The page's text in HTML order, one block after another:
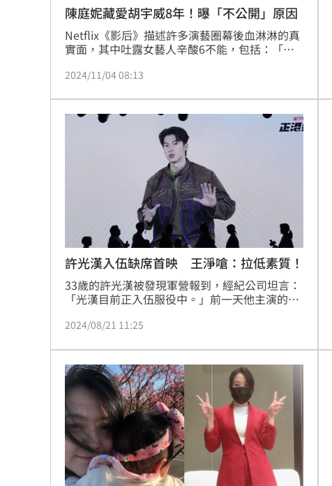
陳庭妮藏愛胡宇威8年！曝「不公開」原因
Netflix《影后》描述許多演藝圈幕後血淋淋的真
實面，其中吐露女藝人辛酸6不能，包括：「不
能承認，就算跌倒也不能喊痛，絕對要跌得漂
起來都忍不住落淚。
2024/11/04 08:13
許光漢入伍缺席首映 王淨嗆：拉低素質！
33歲的許光漢被發現軍營報到，經紀公司坦言：
「光漢目前正入伍服役中。」前一天他主演的
因為入伍，而當天他也透過提前錄好的影片登
2024/08/21 11:25